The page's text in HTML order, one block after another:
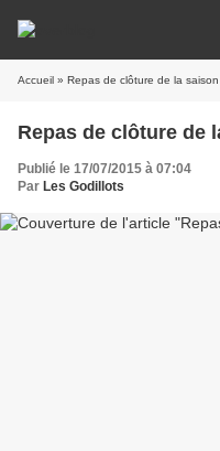
Accueil » Repas de clôture de la
Repas de clôture de
Publié le 17/07/2015 à 07:04
Par Les Godillots